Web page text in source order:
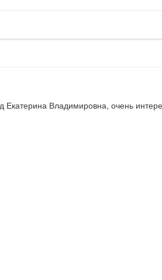
Екатерина Владимировна, очень